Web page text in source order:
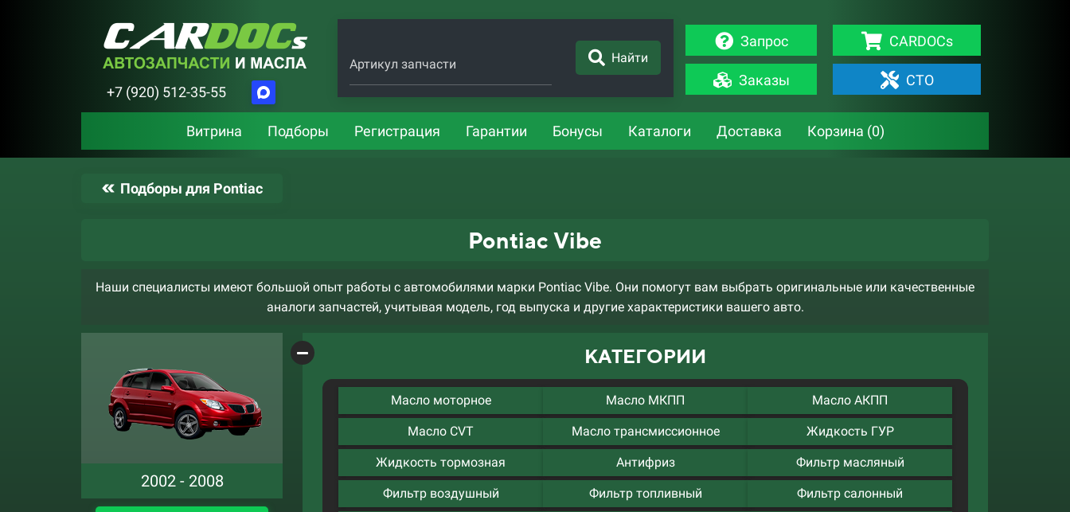
+7 (920) 512-35-55
Артикул запчасти Найти
Запрос
Заказы
CARDOCs
СТО
Витрина Подборы Регистрация Гарантии Бонусы Каталоги Доставка Корзина (0)
Подборы для Pontiac
Pontiac Vibe
Наши специалисты имеют большой опыт работы с автомобилями марки Pontiac Vibe. Они помогут вам выбрать оригинальные или качественные
аналоги запчастей, учитывая модель, год выпуска и другие характеристики вашего авто.
2002 - 2008
КАТЕГОРИИ
Масло моторное Масло МКПП Масло АКПП
Масло CVT Масло трансмиссионное Жидкость ГУР
Жидкость тормозная Антифриз Фильтр масляный
Фильтр воздушный Фильтр топливный Фильтр салонный